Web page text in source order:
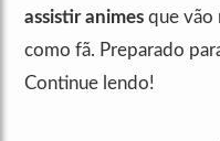
assistir animes que vão
como fã. Preparado
Continue lendo!